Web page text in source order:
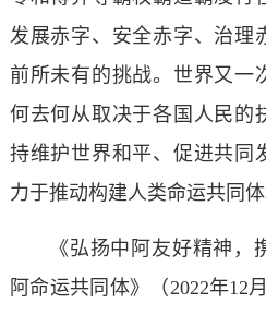
发展赤字、安全赤字、治理
前所未有的挑战。世界又一
何去何从取决于各国人民的
持维护世界和平、促进共同
力于推动构建人类命运共同体
《弘扬中阿友好精神
阿命运共同体》（2022年12